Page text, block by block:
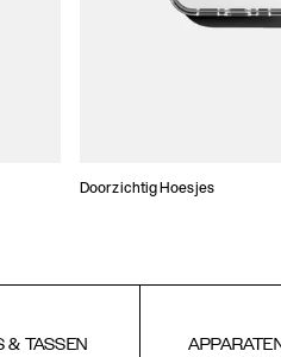
Doorzichtig Hoesjes
& TASSEN